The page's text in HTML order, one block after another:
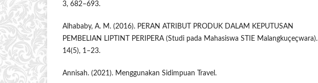
3, 682–693.
Alhababy, A. M. (2016). PERAN ATRIBUT PRODUK DALAM KEPUTUSAN
PEMBELIAN LIPTINT PERIPERA (Studi pada Mahasiswa STIE Malangkuçeçwara).
14(5), 1–23.
Annisah. (2021). Menggunakan Sidimpuan Travel.